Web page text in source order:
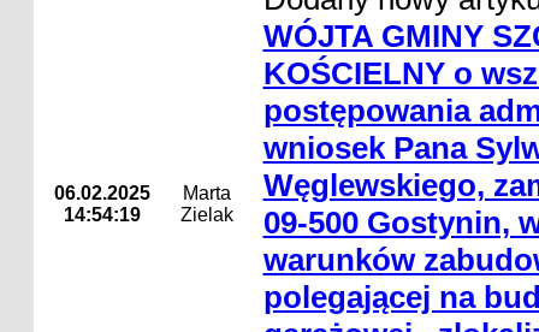
06.02.2025
14:54:19
Marta
Zielak
WÓJTA GMINY
KOŚCIELNY o
postępowania
wniosek Pana
Węglewskiego,
09-500 Gostynin,
warunków
polegającej na